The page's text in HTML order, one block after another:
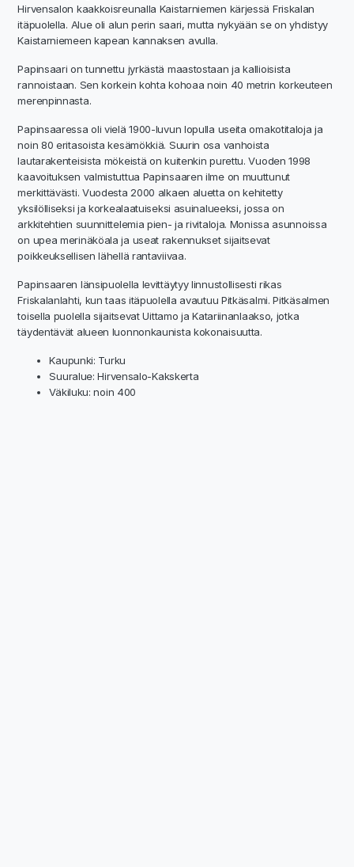
Hirvensalon kaakkoisreunalla Kaistarniemen kärjessä Friskalan
itäpuolella. Alue oli alun perin saari, mutta nykyään se on yhdistyy
Kaistarniemeen kapean kannaksen avulla.
Papinsaari on tunnettu jyrkästä maastostaan ja kallioisista
rannoistaan. Sen korkein kohta kohoaa noin 40 metrin korkeuteen
merenpinnasta.
Papinsaaressa oli vielä 1900-luvun lopulla useita omakotitaloja ja
noin 80 eritasoista kesämökkiä. Suurin osa vanhoista
lautarakenteisista mökeistä on kuitenkin purettu. Vuoden 1998
kaavoituksen valmistuttua Papinsaaren ilme on muuttunut
merkittävästi. Vuodesta 2000 alkaen aluetta on kehitetty
yksilölliseksi ja korkealaatuiseksi asuinalueeksi, jossa on
arkkitehtien suunnittelemia pien- ja rivitaloja. Monissa asunnoissa
on upea merinäköala ja useat rakennukset sijaitsevat
poikkeuksellisen lähellä rantaviivaa.
Papinsaaren länsipuolella levittäytyy linnustollisesti rikas
Friskalanlahti, kun taas itäpuolella avautuu Pitkäsalmi. Pitkäsalmen
toisella puolella sijaitsevat Uittamo ja Katariinanlaakso, jotka
täydentävät alueen luonnonkaunista kokonaisuutta.
Kaupunki: Turku
Suuralue: Hirvensalo-Kakskerta
Väkiluku: noin 400